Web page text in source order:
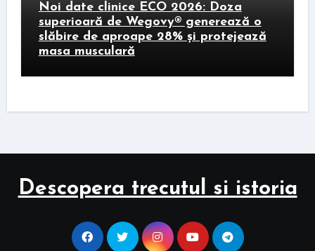
Noi date clinice ECO 2026: Doza
superioară de Wegovy® generează o
slăbire de aproape 28% și protejează
masa musculară
Descopera trecutul si istoria